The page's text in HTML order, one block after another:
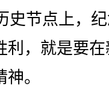
史节点上，
利，就是要
。